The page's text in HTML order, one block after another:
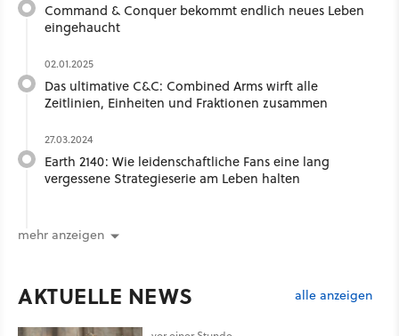
Command & Conquer bekommt endlich neues Leben
eingehaucht
02.01.2025
Das ultimative C&C: Combined Arms wirft alle
Zeitlinien, Einheiten und Fraktionen zusammen
27.03.2024
Earth 2140: Wie leidenschaftliche Fans eine lang
vergessene Strategieserie am Leben halten
mehr anzeigen
AKTUELLE NEWS alle anzeigen